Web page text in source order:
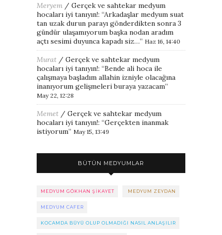
Meryem / Gerçek ve sahtekar medyum
hocaları iyi tanıyın!: “Arkadaşlar medyum suat
tan uzak durun parayı gönderdikten sonra 3
gündür ulaşamıyorum başka nodan aradım
açtı sesimi duyunca kapadı siz…” Haz 16, 14:40
Murat / Gerçek ve sahtekar medyum
hocaları iyi tanıyın!: “Bende ali hoca ile
çalışmaya başladım allahin izniyle olacağına
inanıyorum gelişmeleri buraya yazacam”
May 22, 12:28
Memet / Gerçek ve sahtekar medyum
hocaları iyi tanıyın!: “Gerçekten inanmak
istiyorum” May 15, 13:49
BÜTÜN MEDYUMLAR
MEDYUM GÖKHAN ŞIKAYET MEDYUM ZEYDAN
MEDYUM CAFER
KOCAMDA BÜYÜ OLUP OLMADIĞI NASIL ANLAŞILIR